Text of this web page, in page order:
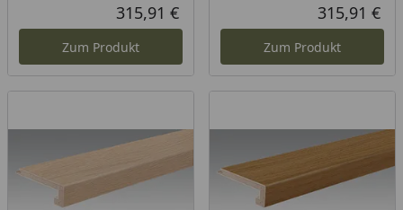
Aktueller Preis
315,91 €
Zum Produkt
315,91 €
Zum Produkt